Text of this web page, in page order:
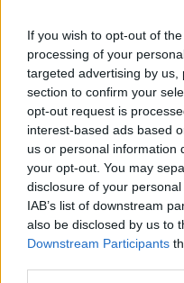
If you wish to opt-out of
processing of your
targeted advertising by
section to confirm your
opt-out request is
interest-based ads based
us or personal information
your opt-out. You may
disclosure of your
IAB’s list of downstream
also be disclosed by us to
Downstream Participants
Fény:
A rendező
Produkciós
Kreatív
Időpont: 2010. április
Helyszín:Trafó
Jegyár: 2500 Ft,
érvényeis!